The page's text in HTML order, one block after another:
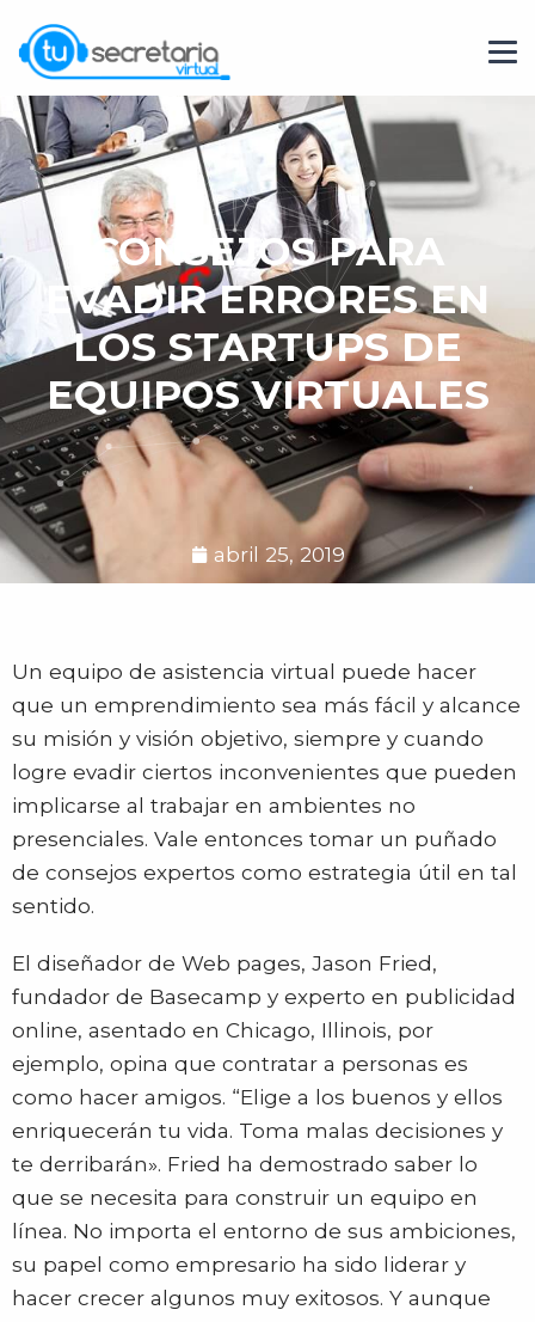
CONSEJOS PARA
EVADIR ERRORES EN
LOS STARTUPS DE
EQUIPOS VIRTUALES
abril 25, 2019
Un equipo de asistencia virtual puede hacer
que un emprendimiento sea más fácil y alcance
su misión y visión objetivo, siempre y cuando
logre evadir ciertos inconvenientes que pueden
implicarse al trabajar en ambientes no
presenciales. Vale entonces tomar un puñado
de consejos expertos como estrategia útil en tal
sentido.
El diseñador de Web pages, Jason Fried,
fundador de Basecamp y experto en publicidad
online, asentado en Chicago, Illinois, por
ejemplo, opina que contratar a personas es
como hacer amigos. “Elige a los buenos y ellos
enriquecerán tu vida. Toma malas decisiones y
te derribarán». Fried ha demostrado saber lo
que se necesita para construir un equipo en
línea. No importa el entorno de sus ambiciones,
su papel como empresario ha sido liderar y
hacer crecer algunos muy exitosos. Y aunque